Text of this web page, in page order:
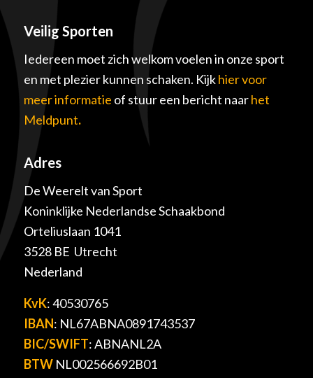
Veilig Sporten
Iedereen moet zich welkom voelen in onze sport
en met plezier kunnen schaken. Kijkhier voor
meer informatie of stuur een bericht naarhet
Meldpunt.
Adres
De Weerelt van Sport
Koninklijke Nederlandse Schaakbond
Orteliuslaan 1041
3528 BE Utrecht
Nederland
KvK: 40530765
IBAN: NL67ABNA0891743537
BIC/SWIFT: ABNANL2A
BTWNL002566692B01